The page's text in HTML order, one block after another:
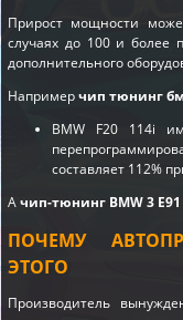
Прирост мощности
случаях до 100 и более
дополнительного
Напримерчип тюнинг
BMW F20 114i
составляет 112%
Ачип-тюнинг BMW 3 E91
ПОЧЕМУ
ЭТОГО
Производитель